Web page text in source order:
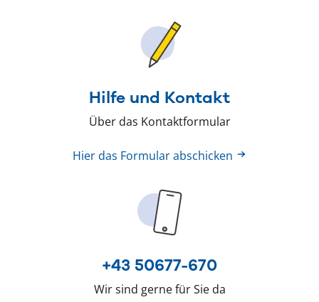
Hilfe und Kontakt
Über das Kontaktformular
Hier das Formular abschicken
+43 50677-670
Wir sind gerne für Sie da